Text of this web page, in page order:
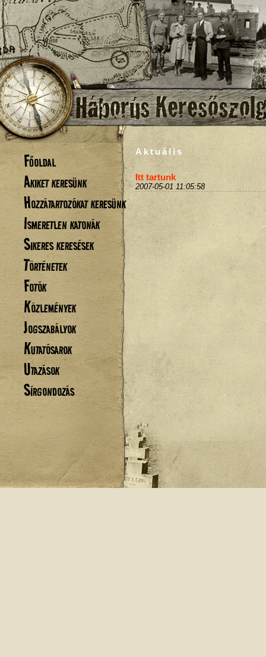
Főoldal
Akiket keresünk
Hozzátartozókat keresünk
Ismeretlen katonák
Sikeres keresések
Történetek
Fotók
Közlemények
Jogszabályok
Kutatósarok
Utazások
Sírgondozás
Aktuális
Itt tartunk
2007-05-01 11:05:58